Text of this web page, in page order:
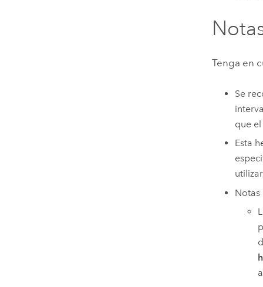
Tenga en
Se
que
Esta
Notas